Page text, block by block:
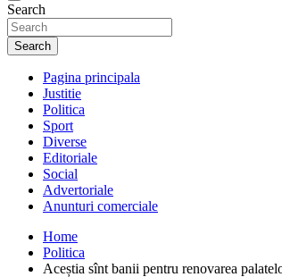
Search
Search
Pagina principala
Justitie
Politica
Sport
Diverse
Editoriale
Social
Advertoriale
Anunturi comerciale
Home
Politica
Aceștia sînt banii pentru renovarea